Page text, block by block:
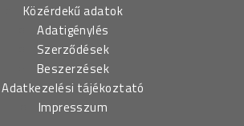
Közérdekű adatok
Adatigénylés
Szerződések
Beszerzések
Adatkezelési tájékoztató
Impresszum